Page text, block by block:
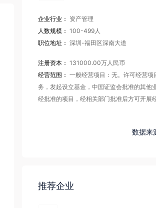
企业行业： 资产管理
人数规模： 100-499人
职位地址： 深圳-福田区深南大道
注册资本： 131000.00万人民币
经营范围： 一般经营项目：无。许可经营项
务，发起设立基金，中国证监会批准的其他
经批准的项目，经相关部门批准后方可开展
数据来
推荐企业